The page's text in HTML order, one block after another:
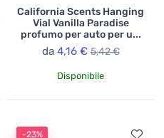
California Scents Hanging
Vial Vanilla Paradise
profumo per auto per u...
da 4,16 € 5,42 €
Disponibile
-23%